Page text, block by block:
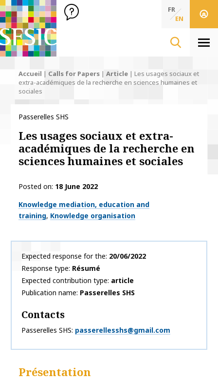
SFSIC Société Française des Sciences de l'Information & de
Société Française des Sciences de
FR
EN
Accueil | Calls for Papers | Article | Les usages sociaux et
extra-académiques de la recherche en sciences humaines et
sociales
Passerelles SHS
Les usages sociaux et extra-
académiques de la recherche en
sciences humaines et sociales
Posted on 18 June 2022
Thématiques
Knowledge mediation, education and
training Knowledge organisation
Expected response for the 20/06/2022
Response type Résumé
Expected contribution type article
Publication name Passerelles SHS
Contacts
Passerelles SHS passerellesshs@gmail.com
Présentation